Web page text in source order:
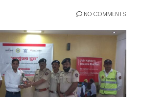
NO COMMENTS